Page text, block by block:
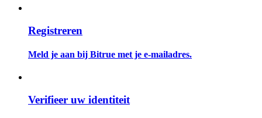
Registreren
Meld je aan bij Bitrue met je e-mailadres.
Verifieer uw identiteit